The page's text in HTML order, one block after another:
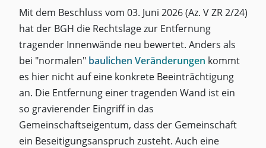
Mit dem Beschluss vom 03. Juni 2026 (Az. V ZR 2/24)
hat der BGH die Rechtslage zur Entfernung
tragender Innenwände neu bewertet. Anders als
bei "normalen" baulichen Veränderungen kommt
es hier nicht auf eine konkrete Beeinträchtigung
an. Die Entfernung einer tragenden Wand ist ein
so gravierender Eingriff in das
Gemeinschaftseigentum, dass der Gemeinschaft
ein Beseitigungsanspruch zusteht. Auch eine